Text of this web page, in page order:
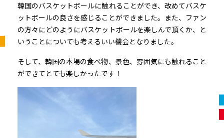
韓国のバスケットボールに触れることができ、改めてバスケ
ットボールの良さを感じることができました。また、ファン
の方々にどのようにバスケットボールを楽しんで頂くか、と
いうことについても考えるいい機会となりました。
そして、韓国の本場の食べ物、景色、雰囲気にも触れること
ができてとても楽しかったです！